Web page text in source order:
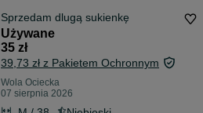
Sprzedam dlugą sukienkę
Używane
35 zł
39,73 zł z Pakietem Ochronnym
Wola Ociecka
07 sierpnia 2026